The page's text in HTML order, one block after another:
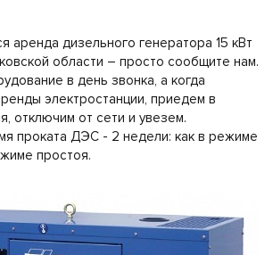
аренда дизельного генератора 15 кВт
области – просто сообщите нам.
в день звонка, а когда
электростанции, приедем в
отключим от сети и увезем.
проката ДЭС - 2 недели: как в режиме
простоя.